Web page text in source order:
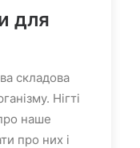
Door te
als een
для
складова
Нігті
наше
про них і